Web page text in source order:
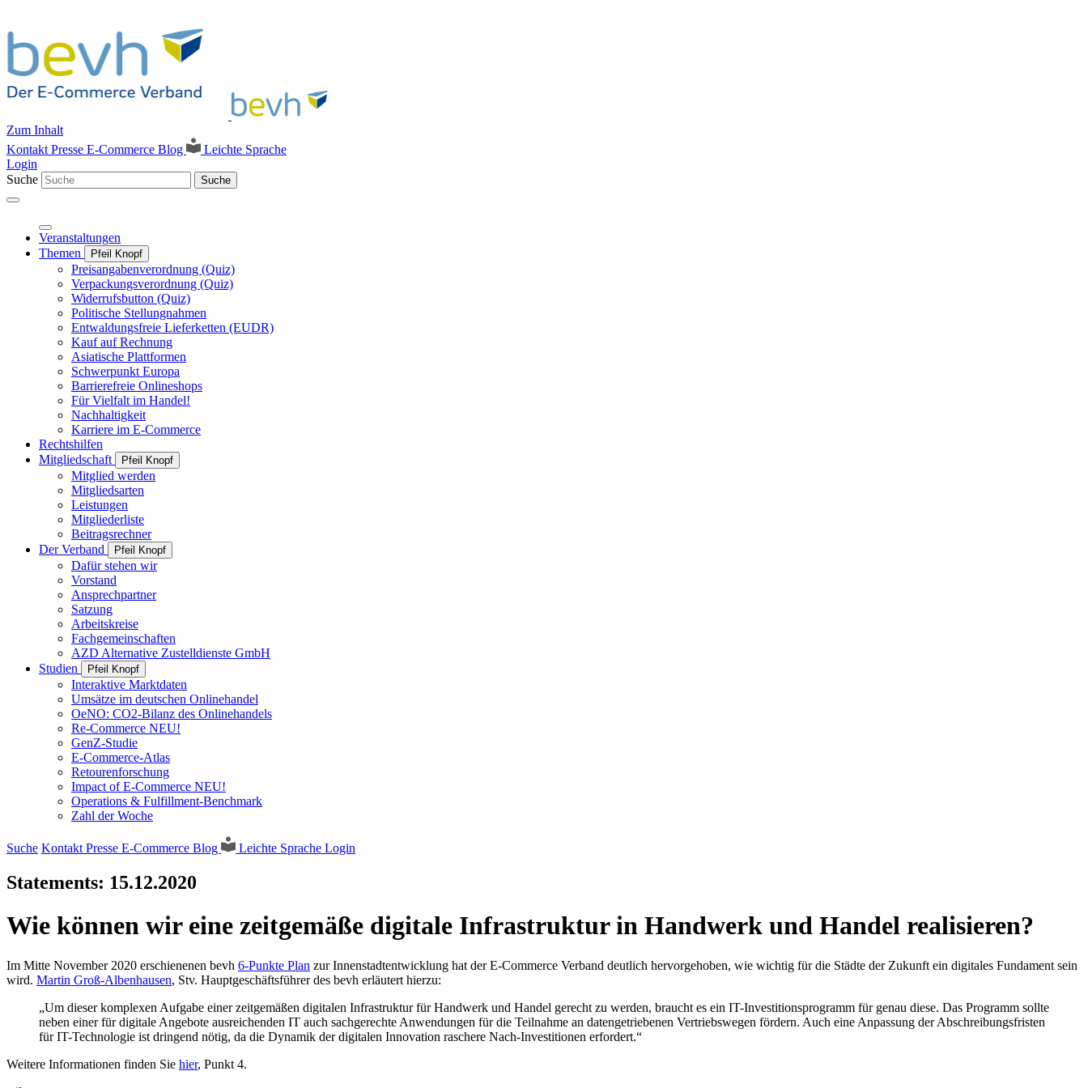
Zum Inhalt
Kontakt Presse E-Commerce Blog
Leichte Sprache
Login
Suche
Suche
Veranstaltungen
Themen
Pfeil Knopf
Preisangabenverordnung (Quiz)
Verpackungsverordnung (Quiz)
Widerrufsbutton (Quiz)
Politische Stellungnahmen
Entwaldungsfreie Lieferketten (EUDR)
Kauf auf Rechnung
Asiatische Plattformen
Schwerpunkt Europa
Barrierefreie Onlineshops
Für Vielfalt im Handel!
Nachhaltigkeit
Karriere im E-Commerce
Rechtshilfen
Mitgliedschaft
Pfeil Knopf
Mitglied werden
Mitgliedsarten
Leistungen
Mitgliederliste
Beitragsrechner
Der Verband
Pfeil Knopf
Dafür stehen wir
Vorstand
Ansprechpartner
Satzung
Arbeitskreise
Fachgemeinschaften
AZD Alternative Zustelldienste GmbH
Studien
Pfeil Knopf
Interaktive Marktdaten
Umsätze im deutschen Onlinehandel
OeNO: CO2-Bilanz des Onlinehandels
Re-Commerce NEU!
GenZ-Studie
E-Commerce-Atlas
Retourenforschung
Impact of E-Commerce NEU!
Operations & Fulfillment-Benchmark
Zahl der Woche
Suche Kontakt Presse E-Commerce Blog Leichte Sprache Login
Statements: 15.12.2020
Wie können wir eine zeitgemäße digitale Infrastruktur in Handwerk und Handel realisieren?
Im Mitte November 2020 erschienenen bevh 6-Punkte Plan zur Innenstadtentwicklung hat der E-Commerce Verband deutlich hervorgehoben, wie wichtig für die Städte der Zukunft ein digitales Fundament sein
wird. Martin Groß-Albenhausen, Stv. Hauptgeschäftsführer des bevh erläutert hierzu:
„Um dieser komplexen Aufgabe einer zeitgemäßen digitalen Infrastruktur für Handwerk und Handel gerecht zu werden, braucht es ein IT-Investitionsprogramm für genau diese. Das Programm sollte
neben einer für digitale Angebote ausreichenden IT auch sachgerechte Anwendungen für die Teilnahme an datengetriebenen Vertriebswegen fördern. Auch eine Anpassung der Abschreibungsfristen
für IT-Technologie ist dringend nötig, da die Dynamik der digitalen Innovation raschere Nach-Investitionen erfordert.“
Weitere Informationen finden Sie hier, Punkt 4.